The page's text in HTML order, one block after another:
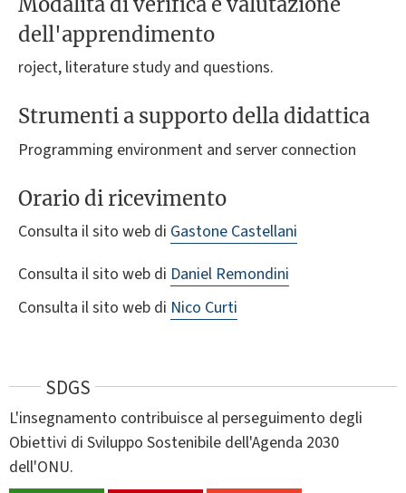
dell'apprendimento
roject, literature study and questions.
Strumenti a supporto della didattica
Programming environment and server connection
Orario di ricevimento
Consulta il sito web di Gastone Castellani
Consulta il sito web di Daniel Remondini
Consulta il sito web di Nico Curti
SDGS
L'insegnamento contribuisce al perseguimento degli
Obiettivi di Sviluppo Sostenibile dell'Agenda 2030
dell'ONU.